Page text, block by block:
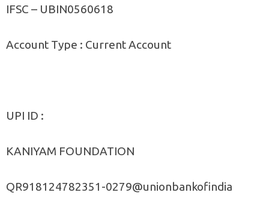
IFSC – UBIN0560618
Account Type : Current Account
UPI ID :
KANIYAM FOUNDATION
QR918124782351-0279@unionbankofindia